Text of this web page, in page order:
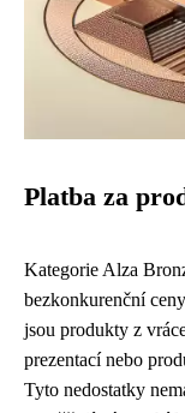
Platba za
Kategorie Alza
bezkonkurenční
jsou produkty z
prezentací nebo
Tyto nedostatky